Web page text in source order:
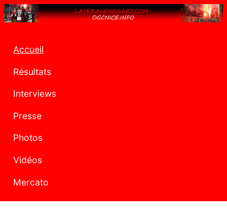
Accueil
Résultats
Interviews
Presse
Photos
Vidéos
Mercato